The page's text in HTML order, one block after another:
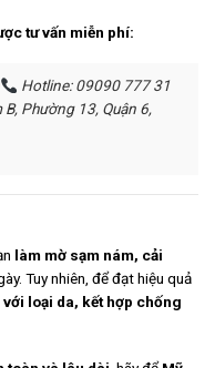
tư vấn miễn phí:
Hotline: 09090 777 31
Phường 13, Quận 6,
làm mờ sạm nám, cải
Tuy nhiên, để đạt hiệu quả
loại da, kết hợp chống